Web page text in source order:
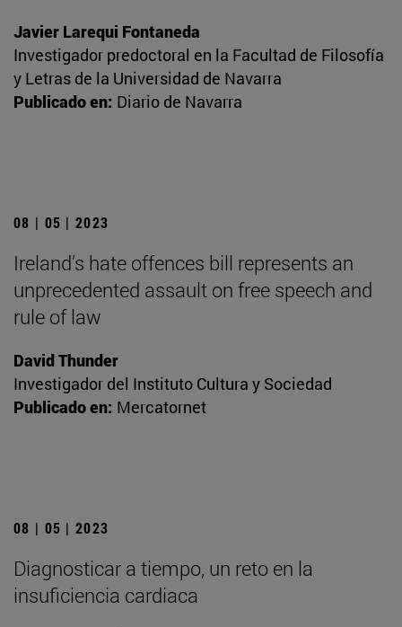
Javier Larequi Fontaneda
Investigador predoctoral en la Facultad de Filosofía
y Letras de la Universidad de Navarra
Publicado en: Diario de Navarra
08 | 05 | 2023
Ireland’s hate offences bill represents an
unprecedented assault on free speech and
rule of law
David Thunder
Investigador del Instituto Cultura y Sociedad
Publicado en: Mercatornet
08 | 05 | 2023
Diagnosticar a tiempo, un reto en la
insuficiencia cardiaca